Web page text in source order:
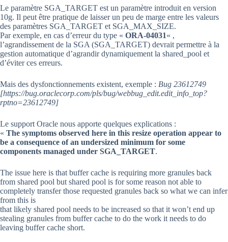
Le paramètre SGA_TARGET est un paramètre introduit en version
10g. Il peut être pratique de laisser un peu de marge entre les valeurs
des paramètres SGA_TARGET et SGA_MAX_SIZE.
Par exemple, en cas d’erreur du type « ORA-04031« ,
l’agrandissement de la SGA (SGA_TARGET) devrait permettre à la
gestion automatique d’agrandir dynamiquement la shared_pool et
d’éviter ces erreurs.
Mais des dysfonctionnements existent, exemple : Bug 23612749
[https://bug.oraclecorp.com/pls/bug/webbug_edit.edit_info_top?
rptno=23612749]
Le support Oracle nous apporte quelques explications :
« The symptoms observed here in this resize operation appear to
be a consequence of an undersized minimum for some
components managed under SGA_TARGET.
The issue here is that buffer cache is requiring more granules back
from shared pool but shared pool is for some reason not able to
completely transfer those requested granules back so what we can infer
from this is
that likely shared pool needs to be increased so that it won’t end up
stealing granules from buffer cache to do the work it needs to do
leaving buffer cache short.